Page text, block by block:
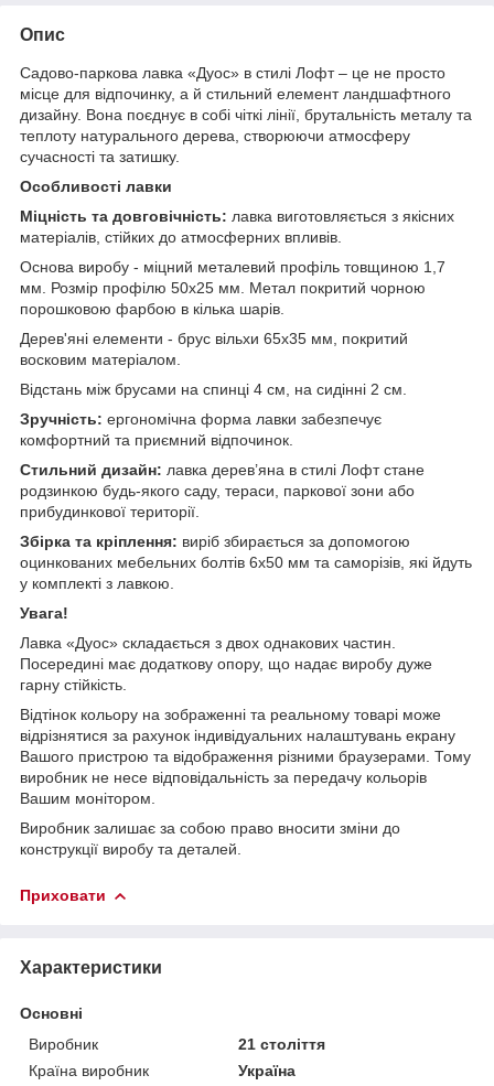
Опис
Садово-паркова лавка «Дуос» в стилі Лофт – це не просто
місце для відпочинку, а й стильний елемент ландшафтного
дизайну. Вона поєднує в собі чіткі лінії, брутальність металу та
теплоту натурального дерева, створюючи атмосферу
сучасності та затишку.
Особливості лавки
Міцність та довговічність: лавка виготовляється з якісних
матеріалів, стійких до атмосферних впливів.
Основа виробу - міцний металевий профіль товщиною 1,7
мм. Розмір профілю 50х25 мм. Метал покритий чорною
порошковою фарбою в кілька шарів.
Дерев'яні елементи - брус вільхи 65х35 мм, покритий
восковим матеріалом.
Відстань між брусами на спинці 4 см, на сидінні 2 см.
Зручність: ергономічна форма лавки забезпечує
комфортний та приємний відпочинок.
Стильний дизайн: лавка дерев’яна в стилі Лофт стане
родзинкою будь-якого саду, тераси, паркової зони або
прибудинкової території.
Збірка та кріплення: виріб збирається за допомогою
оцинкованих мебельних болтів 6х50 мм та саморізів, які йдуть
у комплекті з лавкою.
Увага!
Лавка «Дуос» складається з двох однакових частин.
Посередині має додаткову опору, що надає виробу дуже
гарну стійкість.
Відтінок кольору на зображенні та реальному товарі може
відрізнятися за рахунок індивідуальних налаштувань екрану
Вашого пристрою та відображення різними браузерами. Тому
виробник не несе відповідальність за передачу кольорів
Вашим монітором.
Виробник залишає за собою право вносити зміни до
конструкції виробу та деталей.
Приховати
Характеристики
Основні
Виробник
21 століття
Країна виробник
Україна